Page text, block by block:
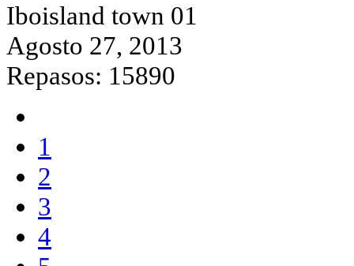
Iboisland town 01
Agosto 27, 2013
Repasos: 15890
1
2
3
4